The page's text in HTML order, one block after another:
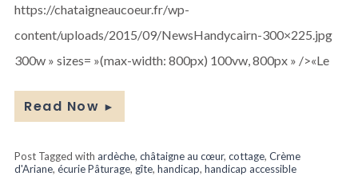
https://chataigneaucoeur.fr/wp-
content/uploads/2015/09/NewsHandycairn-300×225.jpg
300w » sizes= »(max-width: 800px) 100vw, 800px » />«Le
Read Now ►
Post Tagged withardèche,châtaigne au cœur,cottage,Crème
d'Ariane,écurie Pâturage, gîte,handicap,handicap accessible